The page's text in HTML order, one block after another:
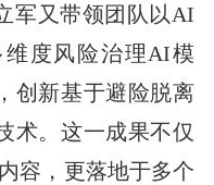
军又带领团队以AI
度风险治理AI模
创新基于避险脱离
术。这一成果不仅
容，更落地于多个